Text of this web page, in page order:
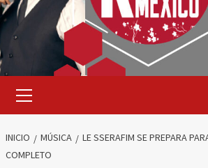
primario
INICIO MÚSICA
LE SSERAFIM SE PREPARA
COMPLETO